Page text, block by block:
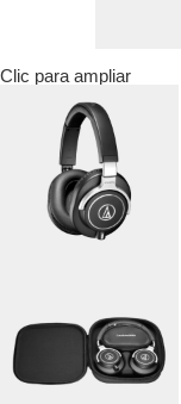
Clic para ampliar